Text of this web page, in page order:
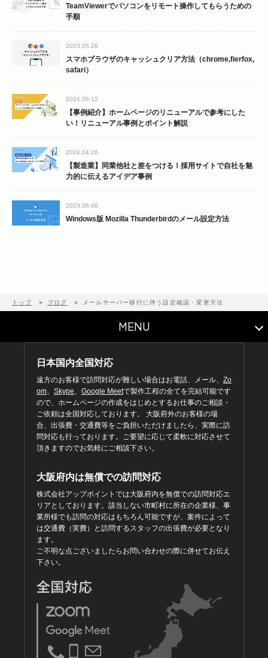
TeamViewerでパソコンをリモート操作してもらうための
手順
2023.05.29
スマホブラウザのキャッシュクリア方法（chrome,fierfox,
safari）
2024.06.12
【事例紹介】ホームページのリニューアルで参考にした
い！リニューアル事例とポイント解説
2024.04.26
【製造業】同業他社と差をつける！採用サイトで自社を魅
力的に伝えるアイデア事例
2023.06.06
Windows版 Mozilla Thunderbirdのメール設定方法
トップ ブログ メールサーバー移行に伴う設定確認・変更方法
MENU
日本国内全国対応
遠方のお客様で訪問対応が難しい場合はお電話、メール、 Zo
om
Skype Google Meetで製作工程の全てを完結可能です
ので、ホームページの作成をはじめとするお仕事のご相談・
ご依頼は全国対応しております。 大阪府外のお客様の場
合、出張費・交通費等をご負担いただけましたら、実際に訪
問対応も行っております。ご要望に応じて柔軟に対応させて
頂きますのでお気軽にご相談下さい。
大阪府内は無償での訪問対応
株式会社アップポイントでは大阪府内を無償での訪問対応エ
リアとしております。該当しない市町村に所在の企業様、事
業所様でも訪問の対応はもちろん可能ですが、案件によって
は交通費（実費）と訪問するスタッフの出張費が必要となり
ます。
ご不明な点ございましたらお問い合わせの際に併せてお伝え
下さい。